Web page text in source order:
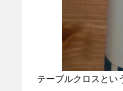
テーブルクロスとい